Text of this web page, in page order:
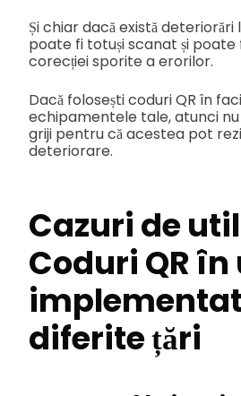
Și chiar dacă există
poate fi totuși scanat și
corecției sporite a erorilor.
Dacă folosești coduri QR în
echipamentele tale, atunci
griji pentru că acestea pot
deteriorare.
Cazuri de
Coduri QR
diferite țări